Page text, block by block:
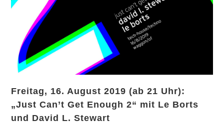
Freitag, 16. August 2019 (ab 21 Uhr):
„Just Can’t Get Enough 2“ mit Le Borts
und David L. Stewart